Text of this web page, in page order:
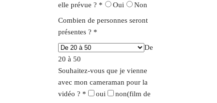
elle prévue ? * Oui
Non
Combien de personnes seront
présentes ? *
De
20 à 50
Souhaitez-vous que je vienne
avec mon cameraman pour la
vidéo ? * oui non(film de